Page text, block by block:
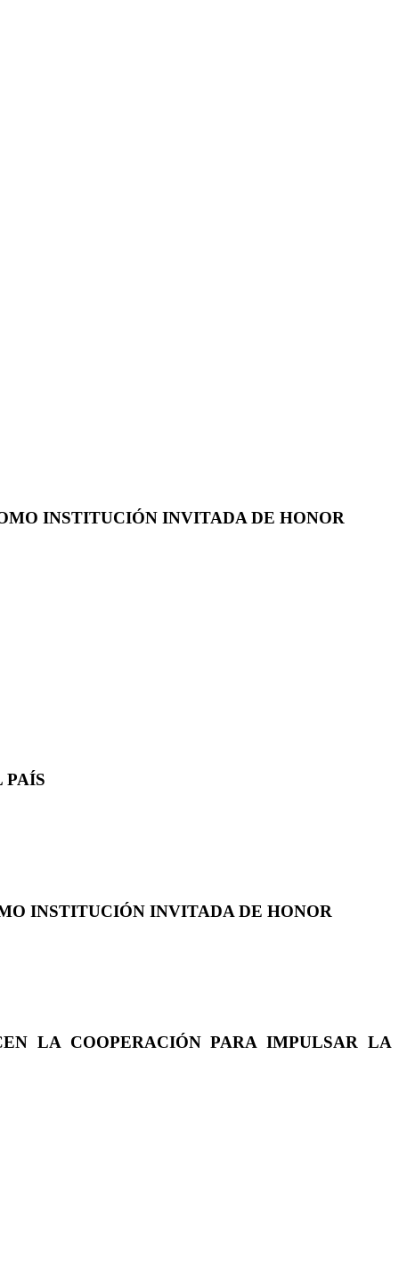
INSTITUCIÓN INVITADA DE HONOR
PAÍS
INSTITUCIÓN INVITADA DE HONOR
LA COOPERACIÓN PARA IMPULSAR LA